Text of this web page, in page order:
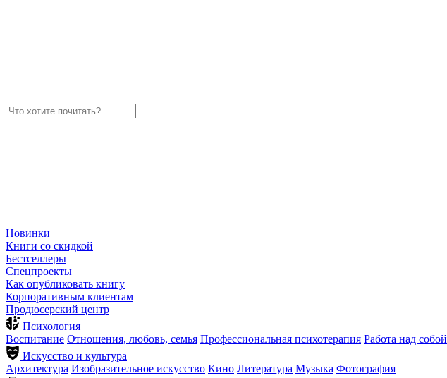
Новинки
Книги со скидкой
Бестселлеры
Спецпроекты
Как опубликовать книгу
Корпоративным клиентам
Продюсерский центр
Психология
Воспитание Отношения, любовь, семья Профессиональная психотерапия Работа над собой
Искусство и культура
Архитектура Изобразительное искусство Кино Литература Музыка Фотография